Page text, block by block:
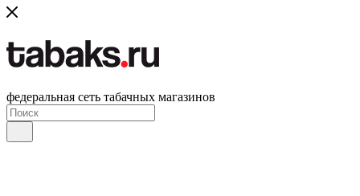
федеральная сеть табачных магазинов